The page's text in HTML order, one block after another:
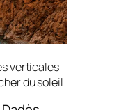
verticales
du soleil